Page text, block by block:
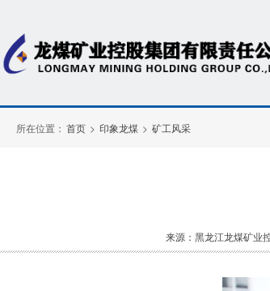
所在位置： 首页 > 印象龙煤 > 矿工风采
来源：黑龙江龙煤矿业